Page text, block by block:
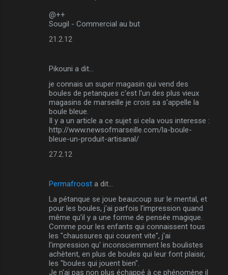
@++
Sougil - Commercial au but
21.2.12
Pikouni a dit…
je connais un super magasin qui vend des
boules de petanques c'est l'un des plus vieux
magasins de marseille je crois sa s'appelle la
boule bleue.
Il y a un article a ce sujet si cela vous interesse :
http://www.newsofmarseille.com/la-boule-
bleue-un-produit-artisanal/
27.2.12
Permafroost a dit…
La pétanque se joue beaucoup sur le mental, et
pour les boules, j'ai parfois l'impression quand
même qu'il y a une forme de pensée magique.
Comme pour les enfants qui connaissent tous
les "chaussures qui courent vite", j'ai
l'impression qu' inconsciemment les boulistes
achètent, en plus de boules qui leur font plaisir,
les "boules qui jouent bien".
Je n'ai pas non plus échappé à ce phénomène il